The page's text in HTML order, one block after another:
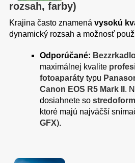
rozsah, farby)
Krajina často znamená vysokú
dynamický rozsah a možnosť
Odporúčané:
maximálnej kvalite
fotoaparáty typu
Canon EOS R5 Mark II .
dosiahnete so
ktoré majú najväčší
GFX).